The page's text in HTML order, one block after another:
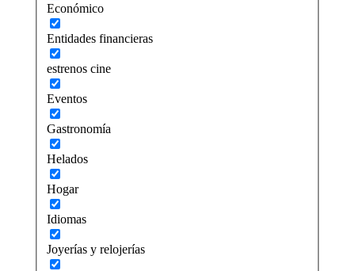
Económico
Entidades financieras
estrenos cine
Eventos
Gastronomía
Helados
Hogar
Idiomas
Joyerías y relojerías